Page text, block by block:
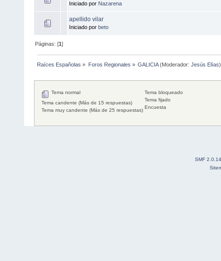
Iniciado por Nazarena
apellido vilar
Iniciado por beto
Páginas: [1]
Raíces Españolas » Foros Regionales » GALICIA(Moderador: Jesús Elías)
Tema normal
Tema candente (Más de 15 respuestas)
Tema muy candente (Más de 25 respuestas)
Tema bloqueado
Tema fijado
Encuesta
SMF 2.0.14